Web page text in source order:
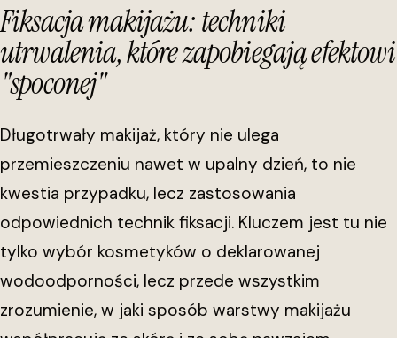
Fiksacja makijażu: techniki
utrwalenia, które zapobiegają efektowi
"spoconej"
Długotrwały makijaż, który nie ulega
przemieszczeniu nawet w upalny dzień, to nie
kwestia przypadku, lecz zastosowania
odpowiednich technik fiksacji. Kluczem jest tu nie
tylko wybór kosmetyków o deklarowanej
wodoodporności, lecz przede wszystkim
zrozumienie, w jaki sposób warstwy makijażu